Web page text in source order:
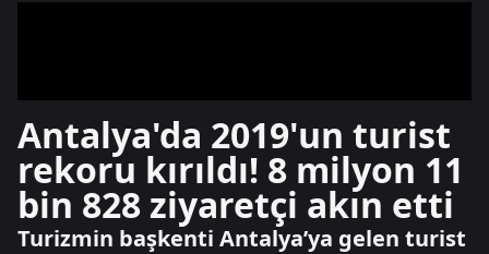
Antalya'da 2019'un turist
rekoru kırıldı! 8 milyon 11
bin 828 ziyaretçi akın etti
Turizmin başkenti Antalya’ya gelen turist